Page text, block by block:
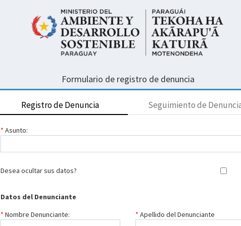
Formulario de registro de denuncia
Registro de Denuncia Seguimiento de
Asunto:
Desea ocultar sus datos?
Datos del Denunciante
Nombre Denunciante:
Apellido del Denunciante